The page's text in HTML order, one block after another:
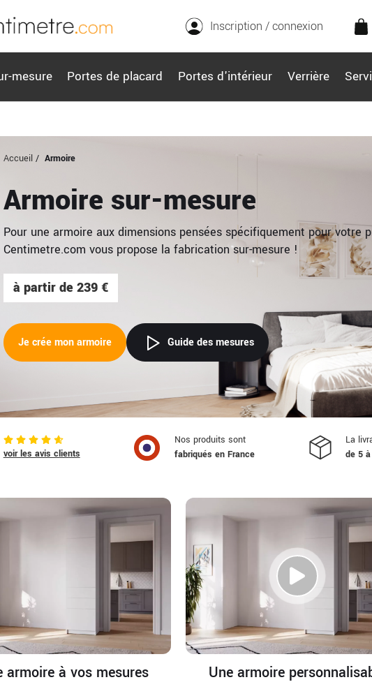
Inscription / connexion
mesure Portes de placard Portes d'intérieur Verrière
Accueil/ Armoire
Armoire sur-mesure
Pour une armoire aux dimensions pensées spécifiquement pour votre
Centimetre.com vous propose la fabrication sur-mesure !
à partir de 239 €
Je crée mon armoire Guide des mesures
voir les avis clients
Nos produits sont
fabriqués en France
La
de 5
armoire à vos mesures Une armoire